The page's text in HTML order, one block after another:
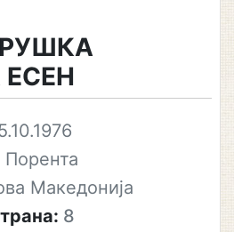
Македонија
8